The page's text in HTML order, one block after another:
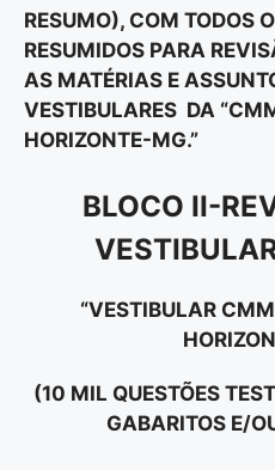
RESUMO), COM TODOS
RESUMIDOS PARA
AS MATÉRIAS E
VESTIBULARES DA
HORIZONTE-MG.”
BLOCO II-
“VESTIBULAR
(10 MIL QUESTÕES
GABARITOS E/